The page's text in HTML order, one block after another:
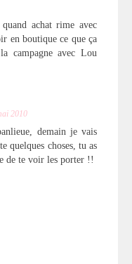
achat rime avec
en boutique ce que ça
campagne avec Lou
2010
demain je vais
quelques choses, tu as
de te voir les porter !!